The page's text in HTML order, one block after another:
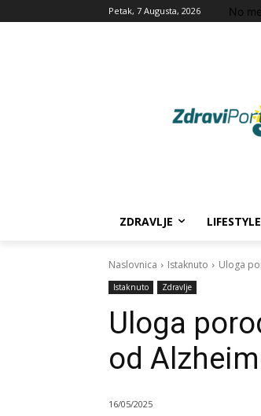
Petak, 7 Augusta, 2026 No
ZDRAVLJE LIFESTYLE
Naslovnica Istaknuto Uloga
Istaknuto Zdravlje
Uloga
od
16/05/2025